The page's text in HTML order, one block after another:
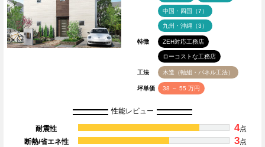
中国・四国（7）
九州・沖縄（3）
特徴 ZEH対応工務店
ローコストな工務店
工法 木造（軸組・パネル工法）
坪単価 38 ～ 55 万円
性能レビュー
耐震性 4点
断熱/省エネ性
3点